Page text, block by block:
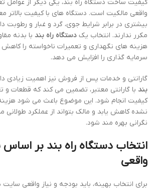
کیفیت ساخت دستگاه راه بند، یکی دیگر از عوامل
واقعی مالکیت است. دستگاه های با کیفیت بالاتر
بیشتری در برابر شرایط جوی، گرد و غبار و رطوبت
مکرر ندارند. انتخاب یک دستگاه راه بند با بدنه
هزینه های نگهداری و تعمیرات ناخواسته را
سرمایه گذاری را افزایش می دهد.
گارانتی و خدمات پس از فروش نیز اهمیت زیادی
بند با گارانتی معتبر، تضمین می کند که قطعات و
کیفیت انجام شود. این موضوع باعث می شود
نشده کاهش یابد و مالک بتواند از عملکرد
نگرانی بهره مند شود.
انتخاب دستگاه راه بند بر اساس
واقعی
برای انتخاب بهینه، باید بودجه و نیاز واقعی